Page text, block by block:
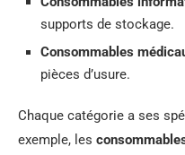
supports de stockage.
Consommables
pièces d’usure.
Chaque catégorie a ses
exemple, les